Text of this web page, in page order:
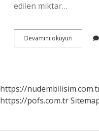
edilen miktar…
Devamını okuyun
Arz
https://
https://pofs.com.tr